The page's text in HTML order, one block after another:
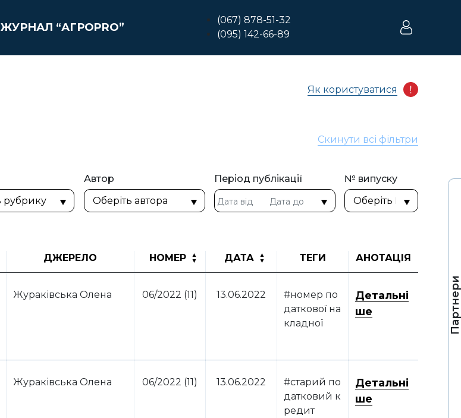
Партнери
ЖУРНАЛ “АГРОPRO”
(067) 878-51-32
(095) 142-66-89
Як користуватися
Автор Період публікації № випуску
Скинути всі фільтри
ДЖЕРЕЛО НОМЕР ДАТА ТЕГИ АНОТАЦІЯ
Жураківська Олена 06/2022 (11) 13.06.2022
#номер по
даткової на
кладної
Детальні
ше
Жураківська Олена 06/2022 (11) 13.06.2022
#старий по
датковий к
редит
Детальні
ше